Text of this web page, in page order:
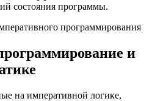
состояния программы.
и
на императивной логике,